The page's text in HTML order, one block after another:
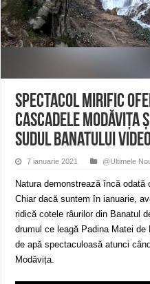
ANUNŢ OPRIRE APĂ în
ANUNŢ OPRIRE APĂ în
Spectacol mirific
Cascadele Modăvița
sudul Banatului
7 ianuarie 2021 @Ultimele
Natura demonstrează încă
Chiar dacă suntem în ianuarie,
ridică cotele râurilor din Banatul
drumul ce leagă Padina Matei
de apă spectaculoasă atunci
Modăvița.